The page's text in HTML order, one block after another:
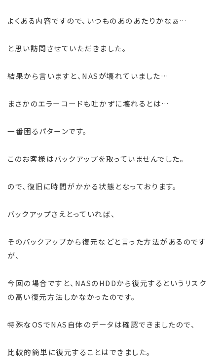
よくある内容ですので、いつものあのあたりかなぁ…
と思い訪問させていただきました。
結果から言いますと、NASが壊れていました…
まさかのエラーコードも吐かずに壊れるとは…
一番困るパターンです。
このお客様はバックアップを取っていませんでした。
ので、復旧に時間がかかる状態となっております。
バックアップさえとっていれば、
そのバックアップから復元などと言った方法があるのです
が、
今回の場合ですと、NASのHDDから復元するというリスク
の高い復元方法しかなかったのです。
特殊なOSでNAS自体のデータは確認できましたので、
比較的簡単に復元することはできました。